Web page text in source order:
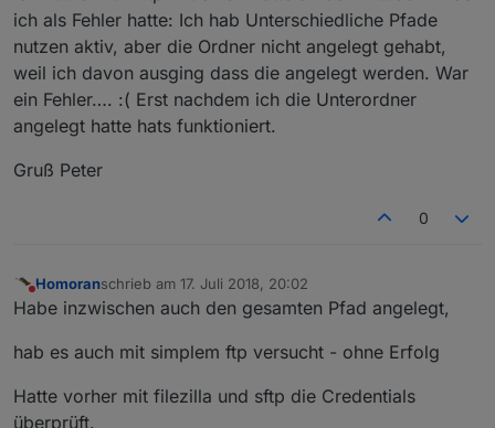
ich als Fehler hatte: Ich hab Unterschiedliche Pfade
nutzen aktiv, aber die Ordner nicht angelegt gehabt,
weil ich davon ausging dass die angelegt werden. War
ein Fehler…. :( Erst nachdem ich die Unterordner
angelegt hatte hats funktioniert.
Gruß Peter
0
Nicht stören
Homoranschrieb am 17. Juli 2018, 20:02
zuletzt editiert von
Habe inzwischen auch den gesamten Pfad angelegt,
hab es auch mit simplem ftp versucht - ohne Erfolg
Hatte vorher mit filezilla und sftp die Credentials
überprüft.